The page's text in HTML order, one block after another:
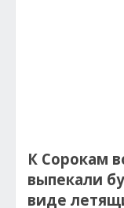
К Сорокам
выпекали
виде